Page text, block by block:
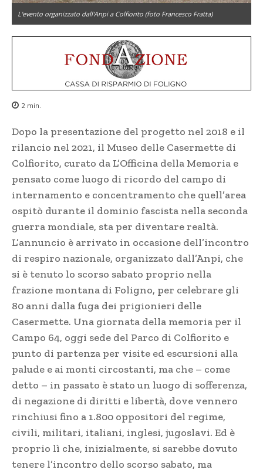
L'evento organizzato dall'Anpi a Colfiorito (foto Francesco Fratta)
2 min.
Dopo la presentazione del progetto nel 2018 e il
rilancio nel 2021, il Museo delle Casermette di
Colfiorito, curato da L’Officina della Memoria e
pensato come luogo di ricordo del campo di
internamento e concentramento che quell’area
ospitò durante il dominio fascista nella seconda
guerra mondiale, sta per diventare realtà.
L’annuncio è arrivato in occasione dell’incontro
di respiro nazionale, organizzato dall’Anpi, che
si è tenuto lo scorso sabato proprio nella
frazione montana di Foligno, per celebrare gli
80 anni dalla fuga dei prigionieri delle
Casermette. Una giornata della memoria per il
Campo 64, oggi sede del Parco di Colfiorito e
punto di partenza per visite ed escursioni alla
palude e ai monti circostanti, ma che – come
detto – in passato è stato un luogo di sofferenza,
di negazione di diritti e libertà, dove vennero
rinchiusi fino a 1.800 oppositori del regime,
civili, militari, italiani, inglesi, jugoslavi. Ed è
proprio lì che, inizialmente, si sarebbe dovuto
tenere l’incontro dello scorso sabato, ma